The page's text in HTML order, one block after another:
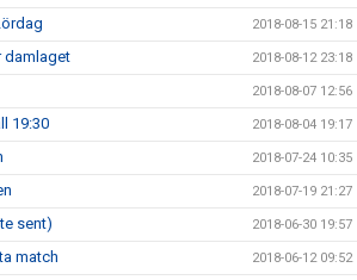
2018-08-15 21:18
damlaget 2018-08-12 23:18
2018-08-07 12:56
19:30 2018-08-04 19:17
2018-07-24 10:35
2018-07-19 21:27
sent) 2018-06-30 19:57
match 2018-06-12 09:52